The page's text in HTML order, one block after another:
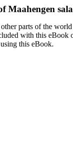
Maahengen
parts of the
with this eBook
this eBook.